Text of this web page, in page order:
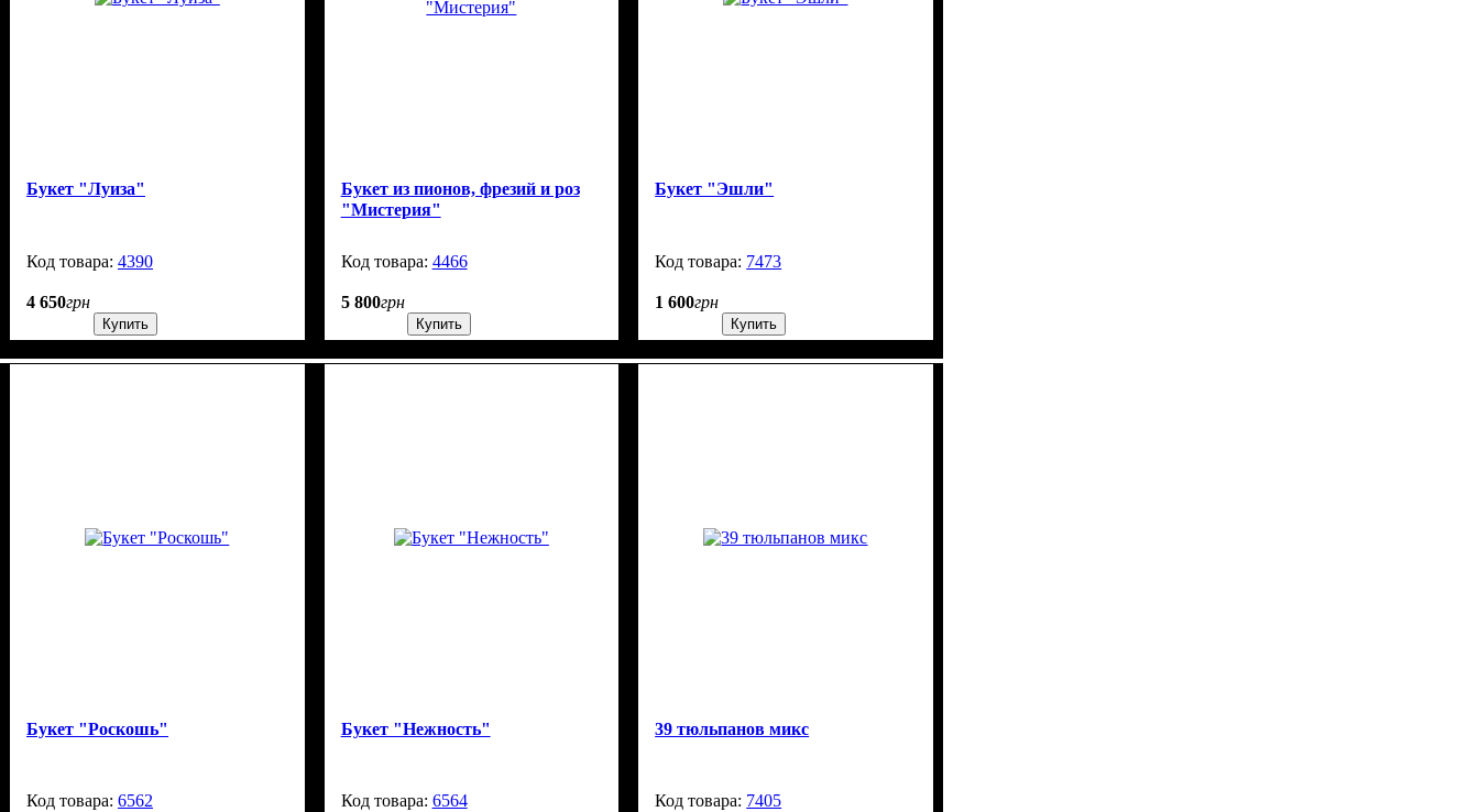
Букет "Луиза"
4390
4 650грн
Купить
Букет из пионов, фрезий и роз
"Мистерия"
4466
5 800грн
Купить
Букет "Эшли"
7473
1 600грн
Купить
Букет "Роскошь"
6562
Букет "Нежность"
6564
39 тюльпанов микс
7405